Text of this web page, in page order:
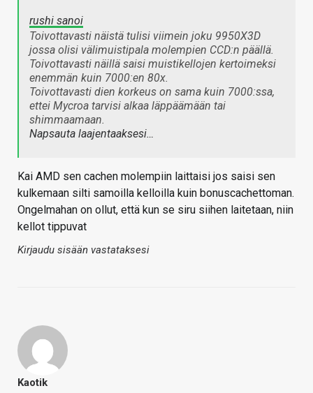
rushi sanoi
Toivottavasti näistä tulisi viimein joku 9950X3D
jossa olisi välimuistipala molempien CCD:n päällä.
Toivottavasti näillä saisi muistikellojen kertoimeksi
enemmän kuin 7000:en 80x.
Toivottavasti dien korkeus on sama kuin 7000:ssa,
ettei Mycroa tarvisi alkaa läppäämään tai
shimmaamaan.
Napsauta laajentaaksesi…
Kai AMD sen cachen molempiin laittaisi jos saisi sen
kulkemaan silti samoilla kelloilla kuin bonuscachettoman.
Ongelmahan on ollut, että kun se siru siihen laitetaan, niin
kellot tippuvat
Kirjaudu sisään vastataksesi
Kaotik